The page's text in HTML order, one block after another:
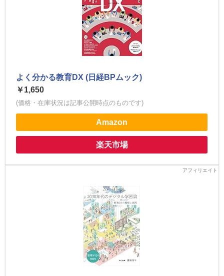
よく分かる教育DX (日経BPムック)
￥1,650
(価格・在庫状況は記事公開時点のものです)
Amazon
楽天市場